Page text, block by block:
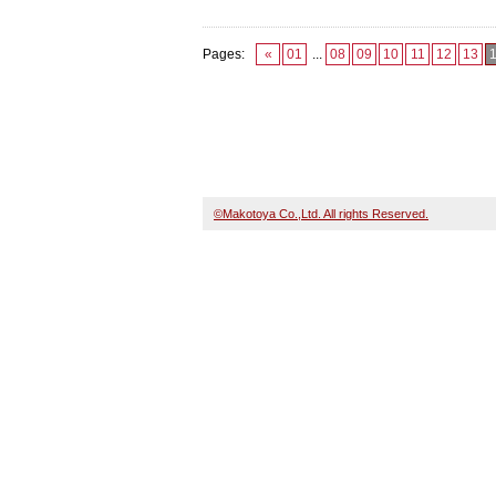
Pages: « 01 ... 08 09 10 11 12 13
©Makotoya Co.,Ltd. All rights Reserved.